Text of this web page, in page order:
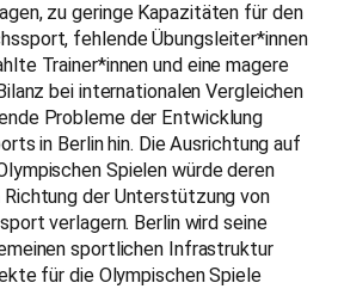
zu geringe Kapazitäten für den
fehlende Übungsleiter*innen
Trainer*innen und eine magere
bei internationalen Vergleichen
Probleme der Entwicklung
in Berlin hin. Die Ausrichtung auf
Spielen würde deren
Richtung der Unterstützung von
verlagern. Berlin wird seine
sportlichen Infrastruktur
für die Olympischen Spiele